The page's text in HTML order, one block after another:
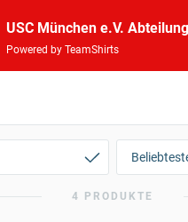
USC München e.V.
Powered by TeamShirts
4 PRODUKTE